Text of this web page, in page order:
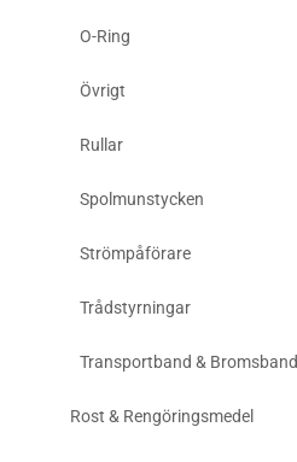
O-Ring
Övrigt
Rullar
Spolmunstycken
Strömpåförare
Trådstyrningar
Transportband & Bromsband
Rost & Rengöringsmedel